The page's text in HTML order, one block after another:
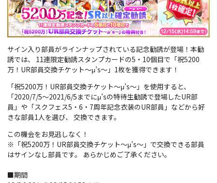
サイン入り部員がラインナップされている記念勧誘が登場！ 本勧
誘では、 11連限定勧誘スタンプカードの5・10個目で「祝5200
万！UR部員交換チケット～μ's～」1枚を獲得できます！
「祝5200万！UR部員交換チケット～μ's～」を使用すると、
「2020/7/5～2021/6/5までにμ'sの特待生勧誘で登場したUR部
員」や「スクフェス5・6・7周年記念衣装のUR部員」などから好
きな部員1人を選び、 交換できます。
この機会をお見逃しなく！
※「祝5200万！UR部員交換チケット～μ's～」で交換できる部員
はサインなし部員です。 あらかじめご了承ください。
■期間